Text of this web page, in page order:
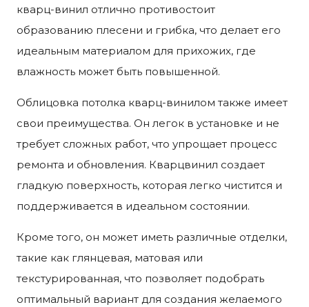
кварц-винил отлично противостоит
образованию плесени и грибка, что делает его
идеальным материалом для прихожих, где
влажность может быть повышенной.
Облицовка потолка кварц-винилом также имеет
свои преимущества. Он легок в установке и не
требует сложных работ, что упрощает процесс
ремонта и обновления. Кварцвинил создает
гладкую поверхность, которая легко чистится и
поддерживается в идеальном состоянии.
Кроме того, он может иметь различные отделки,
такие как глянцевая, матовая или
текстурированная, что позволяет подобрать
оптимальный вариант для создания желаемого